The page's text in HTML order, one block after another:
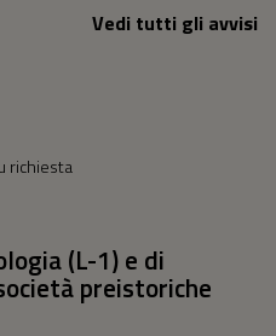
Vedi tutti gli avvisi
richiesta
(L-1) e di
preistoriche